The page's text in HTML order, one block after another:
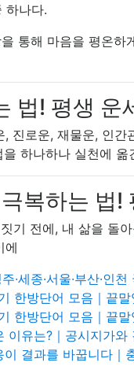
하나다.
통해 마음을 평온
법! 평생 운
진로운, 재물운, 인
하나하나 실천에
복하는 법!
기 전에, 내 삶을 돌
에
세종·서울·부산·인
한방단어 모음｜끝말
한방단어 모음｜끝말
이유는?｜공시지가
결과를 바꿉니다｜